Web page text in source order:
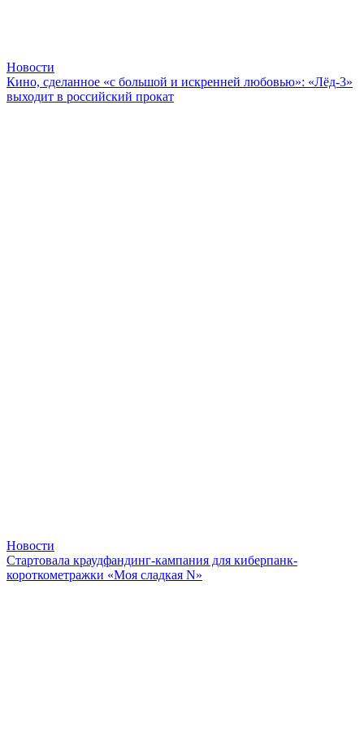
Новости
Кино, сделанное «с большой и искренней любовью»: «Лёд-3»
выходит в российский прокат
Новости
Стартовала краудфандинг-кампания для киберпанк-
короткометражки «Моя сладкая N»